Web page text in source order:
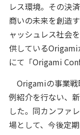
レス環境。その決
商いの未来を創造
ャッシュレス社会
供している
にて「Origami
Origamiの事業戦
例紹介を行ない、
した。同カンファ
場として、今後定